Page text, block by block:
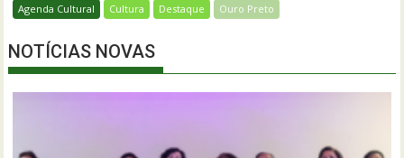
Agenda Cultural Cultura Destaque Ouro Preto
NOTÍCIAS NOVAS